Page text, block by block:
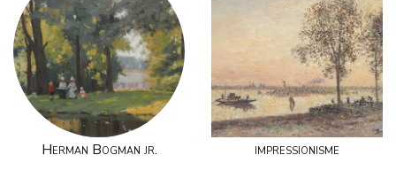
Herman Bogman jr. impressionisme